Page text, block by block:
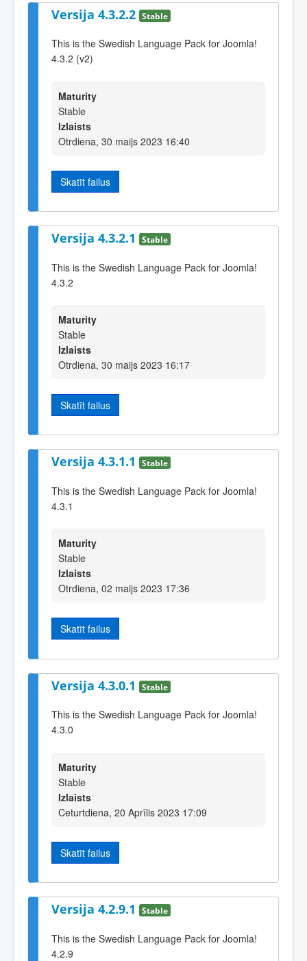
Versija 4.3.2.2 Stable
This is the Swedish Language Pack for Joomla!
4.3.2 (v2)
Maturity
Stable
Izlaists
Otrdiena, 30 maijs 2023 16:40
Skatīt failus
Versija 4.3.2.1 Stable
This is the Swedish Language Pack for Joomla!
4.3.2
Maturity
Stable
Izlaists
Otrdiena, 30 maijs 2023 16:17
Skatīt failus
Versija 4.3.1.1 Stable
This is the Swedish Language Pack for Joomla!
4.3.1
Maturity
Stable
Izlaists
Otrdiena, 02 maijs 2023 17:36
Skatīt failus
Versija 4.3.0.1 Stable
This is the Swedish Language Pack for Joomla!
4.3.0
Maturity
Stable
Izlaists
Ceturtdiena, 20 Aprīlis 2023 17:09
Skatīt failus
Versija 4.2.9.1 Stable
This is the Swedish Language Pack for Joomla!
4.2.9